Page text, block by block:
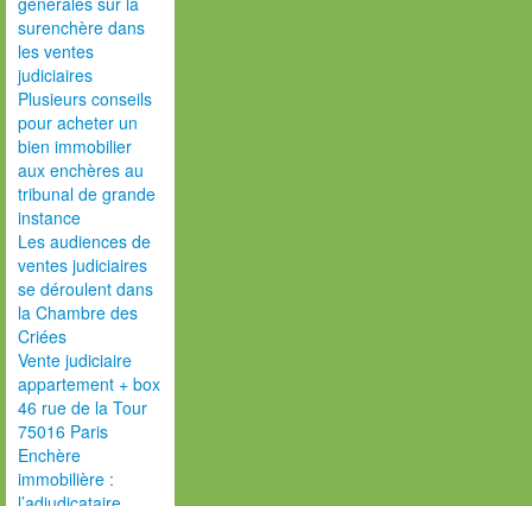
surenchère dans
les ventes
judiciaires
Plusieurs conseils
pour acheter un
bien immobilier
aux enchères au
tribunal de grande
instance
Les audiences de
ventes judiciaires
se déroulent dans
la Chambre des
Criées
Vente judiciaire
appartement + box
46 rue de la Tour
75016 Paris
Enchère
immobilière :